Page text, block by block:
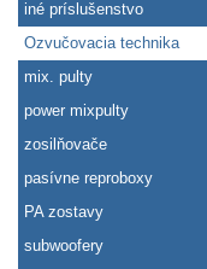
iné príslušenstvo
Ozvučovacia technika
mix. pulty
power mixpulty
zosilňovače
pasívne reproboxy
PA zostavy
subwoofery